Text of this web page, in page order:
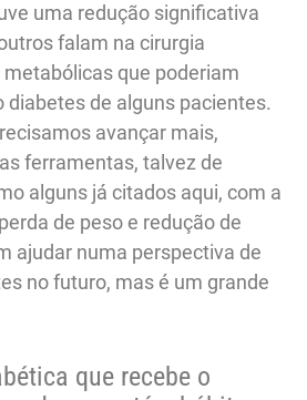
uma redução significativa
falam na cirurgia
que poderiam
diabetes de alguns pacientes.
avançar mais,
ferramentas, talvez de
alguns já citados aqui, com a
de peso e redução de
ajudar numa perspectiva de
no futuro, mas é um grande
que recebe o